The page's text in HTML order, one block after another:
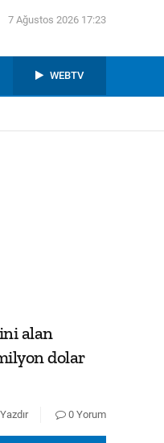
7 Ağustos 2026 17:23
WEBTV
alan
dolar
Yazdır 0 Yorum